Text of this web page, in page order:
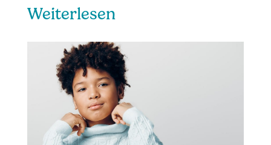
Weiterlesen